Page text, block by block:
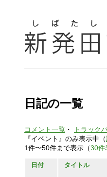
日記の一覧
コメント一覧 ・
トラック
『イベント』のみ表示中（
1件〜50件まで表示（30件
日付 タイトル